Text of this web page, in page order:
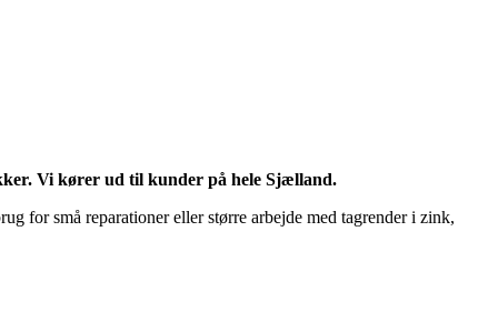
Vi kører ud til kunder på hele Sjælland.
for små reparationer eller større arbejde med tagrender i zink,